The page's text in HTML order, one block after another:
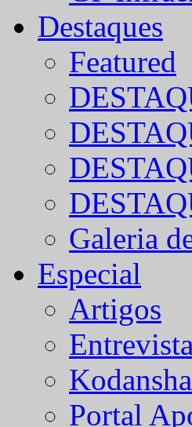
Destaques
Featured
Galeria
Especial
Artigos
Portal